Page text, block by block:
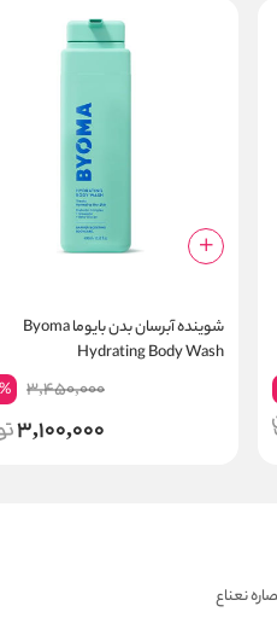
شوینده آبرسان بدن بایوما Byoma
Hydrating Body Wash
3,450,000
%
3,100,000